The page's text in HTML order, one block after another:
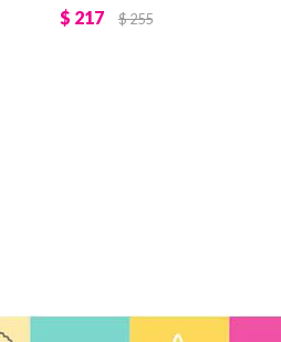
$ 217 $255